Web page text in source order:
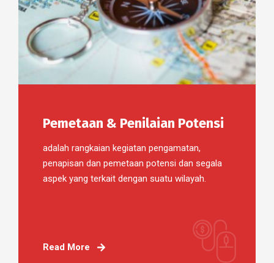
Pemetaan & Penilaian Potensi
adalah rangkaian kegiatan pengamatan,
penapisan dan pemetaan potensi dan segala
aspek yang terkait dengan suatu wilayah.
Read More